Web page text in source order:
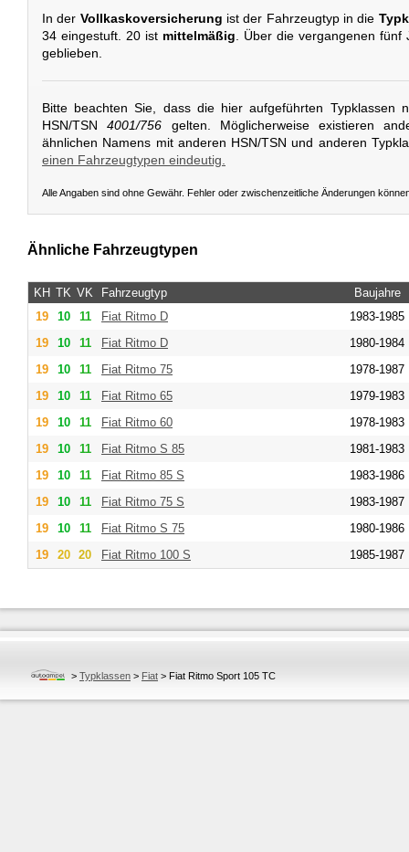
In der Vollkaskoversicherung ist der Fahrzeugtyp in die
34 eingestuft. 20 ist mittelmäßig. Über die vergangenen fünf
geblieben.
Bitte beachten Sie, dass die hier aufgeführten Typklassen
HSN/TSN4001/756 gelten. Möglicherweise existieren
ähnlichen Namens mit anderen HSN/TSN und anderen
einen Fahrzeugtypen eindeutig.
Alle Angaben sind ohne Gewähr. Fehler oder zwischenzeitliche Änderungen
Ähnliche Fahrzeugtypen
KH TK VK Fahrzeugtyp
Baujahre
19
10 11 Fiat Ritmo D
1983-1985
19
10 11 Fiat Ritmo D
1980-1984
19
10 11 Fiat Ritmo 75
1978-1987
19
10 11 Fiat Ritmo 65
1979-1983
19
10 11 Fiat Ritmo 60
1978-1983
19
10 11 Fiat Ritmo S 85
1981-1983
19
10 11 Fiat Ritmo 85 S
1983-1986
19
10 11 Fiat Ritmo 75 S
1983-1987
19
10 11 Fiat Ritmo S 75
1980-1986
19
20 20 Fiat Ritmo 100 S 1985-1987
> Typklassen > Fiat > Fiat Ritmo Sport 105 TC